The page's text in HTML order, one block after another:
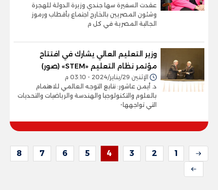
عقدت السفيرة سها جندي وزيرة الدولة للهجرة
وشئون المصريين بالخارج اجتماع بأقطاب ورموز
الجالية المصرية في كل م
وزير التعليم العالي يشارك في افتتاح
مؤتمر نظام التعليم «STEM» (صور)
الإثنين 29/يناير/2024 - 03:10 م
د. أيمن عاشور: نتابع التوجه العالمي للاهتمام
بالعلوم والتكنولوجيا والهندسة والرياضيات والتحديات
التي تواجهها-
1
2
3
4
5
6
7
8